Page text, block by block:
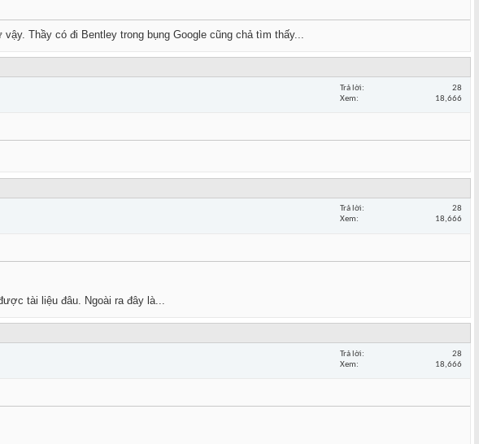
Thầy có đi Bentley trong bụng Google cũng chả tìm thấy...
Trả lời
28
Xem
18,666
Trả lời
28
Xem
18,666
tài liệu đâu. Ngoài ra đây là...
Trả lời
28
Xem
18,666